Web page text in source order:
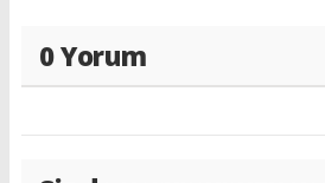
0 Yorum